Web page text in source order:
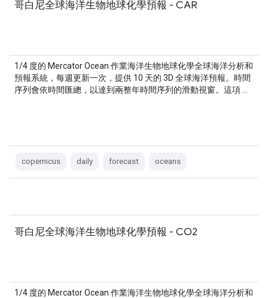
哥白尼全球海洋生物地球化學預報 - CAR
1/4 度的 Mercator Ocean 作業海洋生物地球化學全球海洋分析和
預報系統，每週更新一次，提供 10 天的 3D 全球海洋預報。時間
序列會依時間匯總，以達到兩整年時間序列的滑動視窗。這項 …
copernicus daily forecast oceans
哥白尼全球海洋生物地球化學預報 - CO2
1/4 度的 Mercator Ocean 作業海洋生物地球化學全球海洋分析和